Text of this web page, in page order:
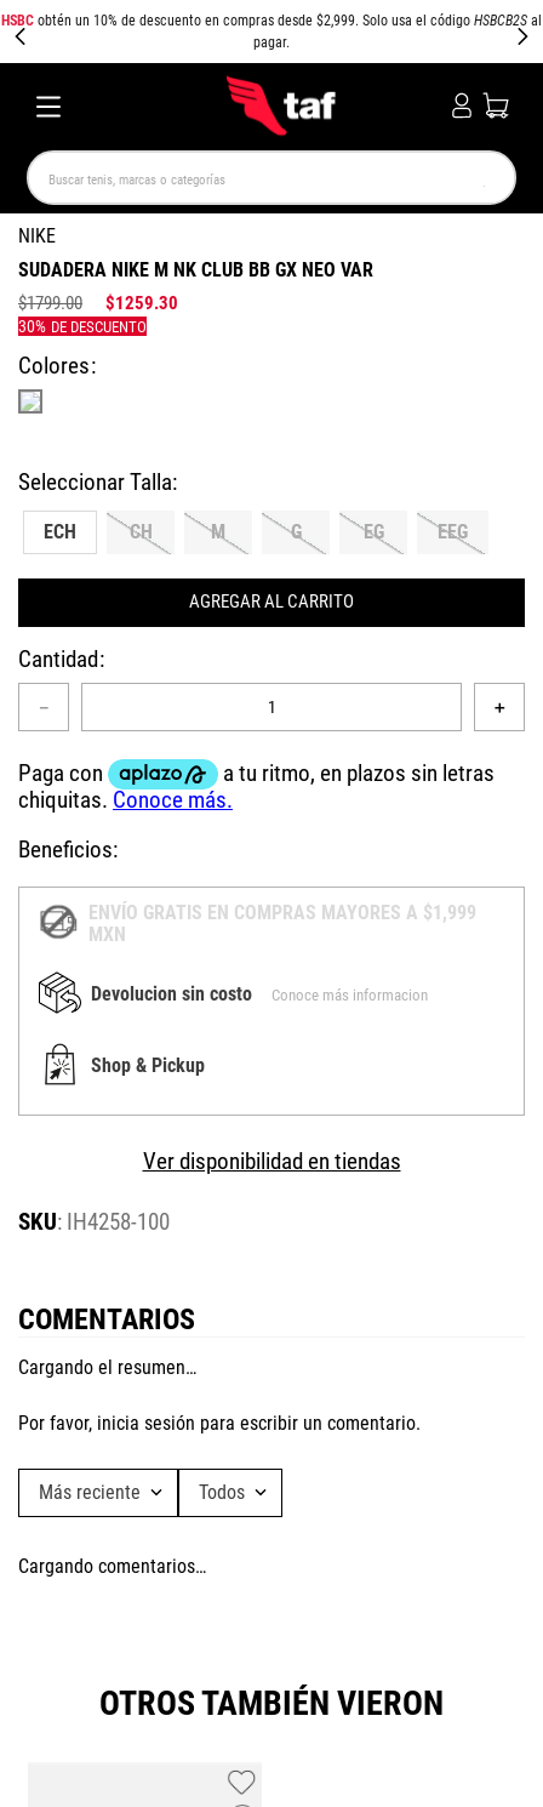
HSBC obtén un 10% de descuento en compras desde $2,999. Solo usa el código HSBCB2S al
pagar.
Buscar tenis, marcas o categorías
NIKE
SUDADERA NIKE M NK CLUB BB GX NEO VAR
$1799.00 $1259.30
Colores
ECH CH M G EG EEG
AGREGAR AL CARRITO
Cantidad
＋
－
Beneficios:
ENVÍO GRATIS EN COMPRAS MAYORES A $1,999
MXN
Devolucion sin costo Conoce más informacion
Shop & Pickup
Ver disponibilidad en tiendas
: IH4258-100
COMENTARIOS
Cargando el resumen…
Por favor, inicia sesión para escribir un comentario.
Más reciente Todos
Cargando comentarios…
OTROS TAMBIÉN VIERON
TÉRMINOS MÁS BUSCADOS
NEW BALANCE SAMBA AIR FORCE 1
SPEEDCAT SPEZIAL